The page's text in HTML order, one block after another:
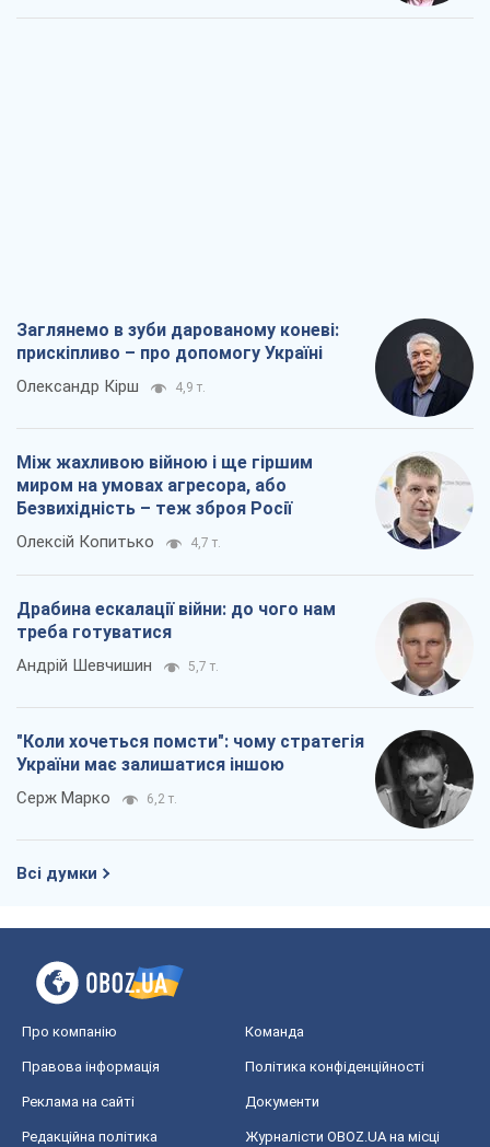
Заглянемо в зуби дарованому коневі:
прискіпливо – про допомогу Україні
Олександр Кірш 4,9 т.
Між жахливою війною і ще гіршим
миром на умовах агресора, або
Безвихідність – теж зброя Росії
Олексій Копитько 4,7 т.
Драбина ескалації війни: до чого нам
треба готуватися
Андрій Шевчишин 5,7 т.
"Коли хочеться помсти": чому стратегія
України має залишатися іншою
Серж Марко 6,2 т.
Всі думки
Про компанію Команда
Правова інформація Політика конфіденційності
Реклама на сайті Документи
Редакційна політика
Журналісти OBOZ.UA на місці